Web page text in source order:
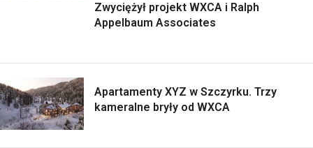
Zwyciężył projekt WXCA i Ralph
Appelbaum Associates
Apartamenty XYZ w Szczyrku. Trzy
kameralne bryły od WXCA